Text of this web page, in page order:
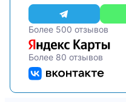
Более 500 отзывов
Более 80 отзывов